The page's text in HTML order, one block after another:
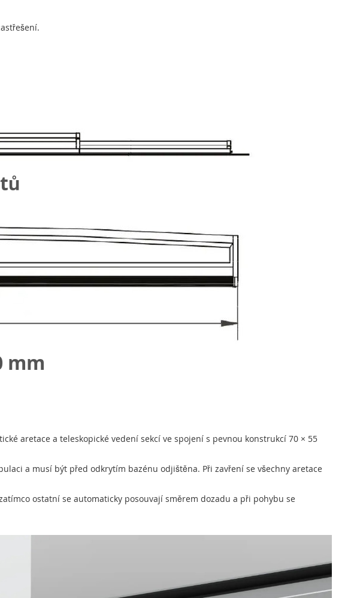
mm
aretace a teleskopické vedení sekcí ve spojení s pevnou konstrukcí 70 × 55
a musí být před odkrytím bazénu odjištěna. Při zavření se všechny aretace
ostatní se automaticky posouvají směrem dozadu a při pohybu se